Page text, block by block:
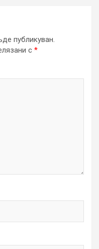
публикуван.
с *